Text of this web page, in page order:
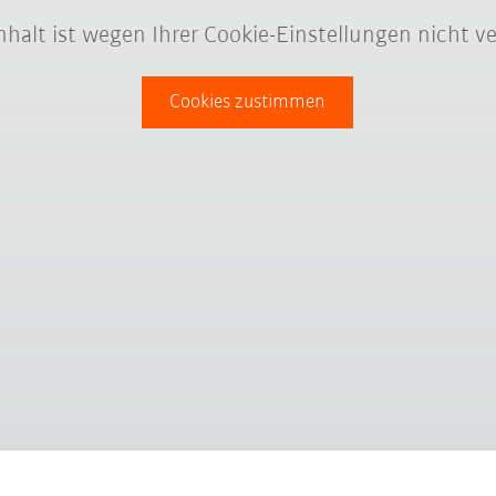
ist wegen Ihrer Cookie-Einstellungen nicht
Cookies zustimmen